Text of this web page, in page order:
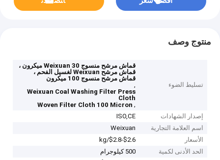
منتوج وصف
تسليط الضوء
قماش مرشح منسوج Weixuan 30 ميكرون ،
قماش مرشح Weixuan لغسيل الفحم ،
قماش مرشح منسوج 100 ميكرون
,
Weixuan Coal Washing Filter Press
Cloth
,
Woven Filter Cloth 100 Micron
إصدار الشهادات
ISO,CE
اسم العلامة التجارية
Weixuan
الأسعار
$2.6-$2.8/kg
الحد الأدنى لكمية
500 كيلوجرام